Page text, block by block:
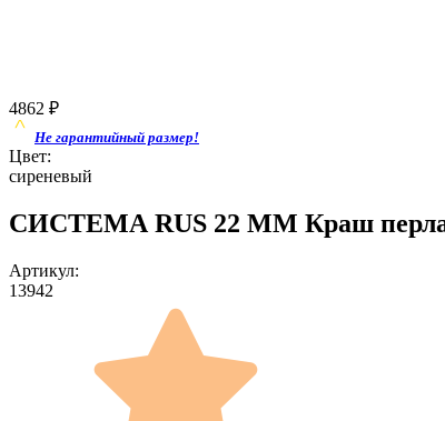
4862 ₽
Не гарантийный размер!
Цвет:
сиреневый
СИСТЕМА RUS 22 ММ Краш перла
Артикул:
13942